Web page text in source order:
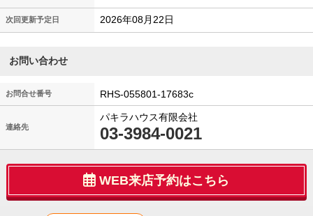
次回更新予定日 2026年08月22日
お問い合わせ
お問合せ番号 RHS-055801-17683c
連絡先
パキラハウス有限会社
03-3984-0021
WEB来店予約はこちら